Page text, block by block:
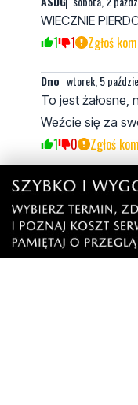
WIECZNIE
1 1 Zgłoś
Dno wtorek, 5
To jest żałosne,
Weźcie się za
1 0 Zgłoś